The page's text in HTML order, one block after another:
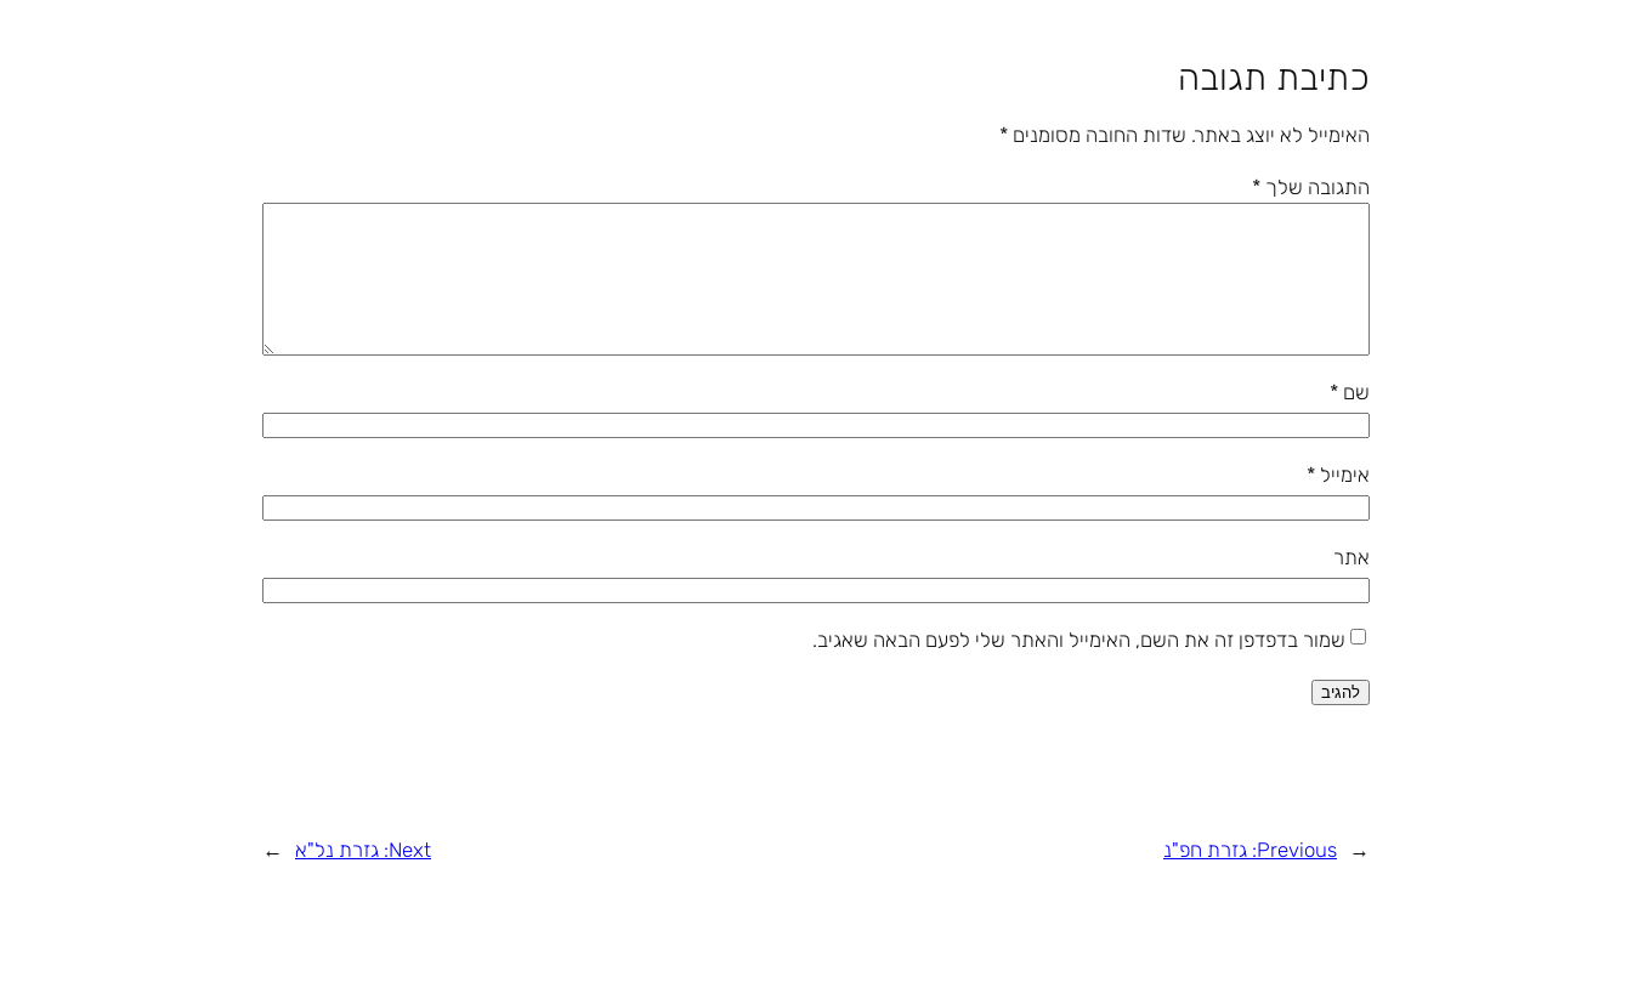
כתיבת תגובה
האימייל לא יוצג באתר. שדות החובה מסומנים *
התגובה שלך *
שם *
אימייל *
אתר
שמור בדפדפן זה את השם, האימייל והאתר שלי לפעם הבאה שאגיב.
←
Previous: גזרת חפ"נ Next: גזרת נל"א →